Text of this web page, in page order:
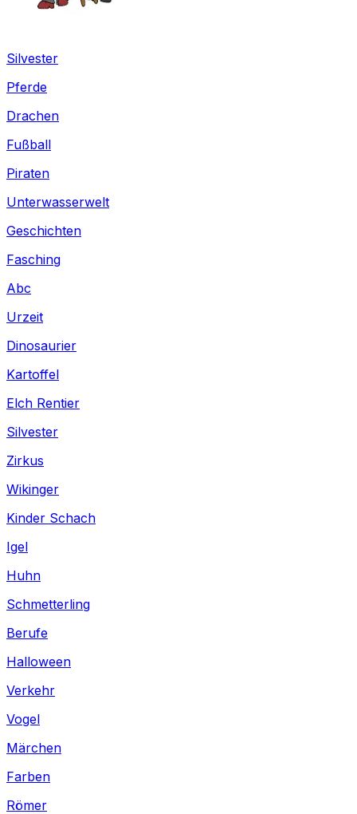
Silvester
Pferde
Drachen
Fußball
Piraten
Unterwasserwelt
Geschichten
Fasching
Abc
Urzeit
Dinosaurier
Kartoffel
Elch Rentier
Silvester
Zirkus
Wikinger
Kinder Schach
Igel
Huhn
Schmetterling
Berufe
Halloween
Verkehr
Vogel
Märchen
Farben
Römer